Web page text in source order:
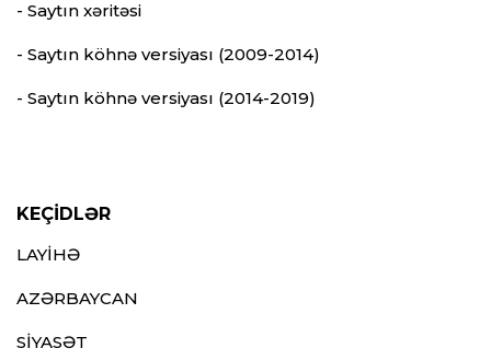
- Saytın xəritəsi
- Saytın köhnə versiyası (2009-2014)
- Saytın köhnə versiyası (2014-2019)
KEÇİDLƏR
LAYİHƏ
AZƏRBAYCAN
SİYASƏT